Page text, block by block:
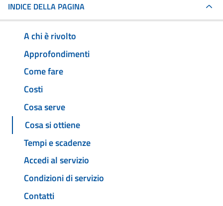
INDICE DELLA PAGINA
A chi è rivolto
Approfondimenti
Come fare
Costi
Cosa serve
Cosa si ottiene
Tempi e scadenze
Accedi al servizio
Condizioni di servizio
Contatti